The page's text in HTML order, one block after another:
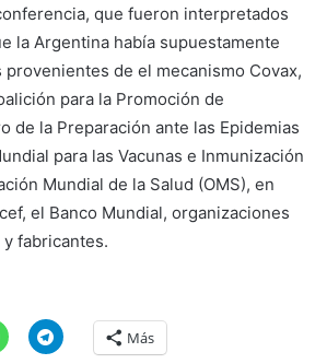
que fueron interpretados
la Argentina había supuestamente
provenientes de el mecanismo Covax,
para la Promoción de
de la Preparación ante las Epidemias
para las Vacunas e Inmunización
Mundial de la Salud (OMS), en
el Banco Mundial, organizaciones
fabricantes.
Más